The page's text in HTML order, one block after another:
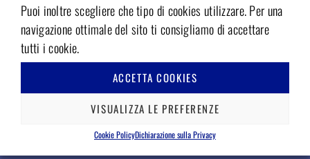
Puoi inoltre scegliere che tipo di cookies utilizzare. Per una
navigazione ottimale del sito ti consigliamo di accettare
tutti i cookie.
ACCETTA COOKIES
VISUALIZZA LE PREFERENZE
Cookie PolicyDichiarazione sulla Privacy
LE NOSTRE LINEE
Linea Chirurgica